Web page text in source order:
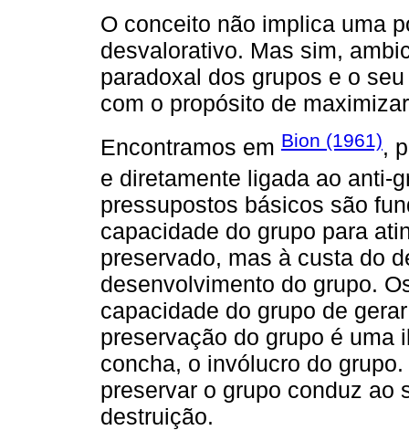
O conceito não implica uma
desvalorativo. Mas sim,
paradoxal dos grupos e o
com o propósito de
Encontramos em Bion (1961),
e diretamente ligada ao anti-
pressupostos básicos são
capacidade do grupo para
preservado, mas à custa do
desenvolvimento do grupo.
capacidade do grupo de
preservação do grupo é uma
concha, o invólucro do
preservar o grupo conduz ao
destruição.